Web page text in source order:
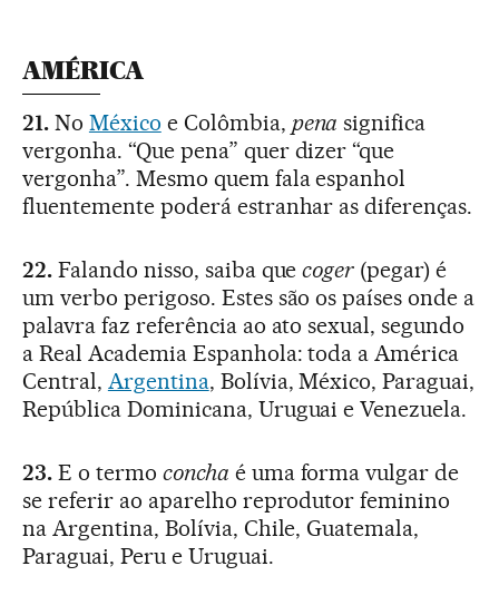
AMÉRICA
21.No México e Colômbia, pena significa
vergonha. “Que pena” quer dizer “que
vergonha”. Mesmo quem fala espanhol
fluentemente poderá estranhar as diferenças.
22.Falando nisso, saiba quecoger (pegar) é
um verbo perigoso. Estes são os países onde a
palavra faz referência ao ato sexual, segundo
a Real Academia Espanhola: toda a América
Central, Argentina, Bolívia, México, Paraguai,
República Dominicana, Uruguai e Venezuela.
23.E o termo concha é uma forma vulgar de
se referir ao aparelho reprodutor feminino
na Argentina, Bolívia, Chile, Guatemala,
Paraguai, Peru e Uruguai.